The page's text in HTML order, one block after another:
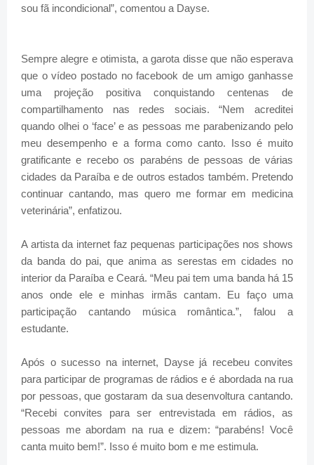
sou fã incondicional”, comentou a Dayse.
Sempre alegre e otimista, a garota disse que não esperava
que o vídeo postado no facebook de um amigo ganhasse
uma projeção positiva conquistando centenas de
compartilhamento nas redes sociais. “Nem acreditei
quando olhei o ‘face’ e as pessoas me parabenizando pelo
meu desempenho e a forma como canto. Isso é muito
gratificante e recebo os parabéns de pessoas de várias
cidades da Paraíba e de outros estados também. Pretendo
continuar cantando, mas quero me formar em medicina
veterinária”, enfatizou.
A artista da internet faz pequenas participações nos shows
da banda do pai, que anima as serestas em cidades no
interior da Paraíba e Ceará. “Meu pai tem uma banda há 15
anos onde ele e minhas irmãs cantam. Eu faço uma
participação cantando música romântica.”, falou a
estudante.
Após o sucesso na internet, Dayse já recebeu convites
para participar de programas de rádios e é abordada na rua
por pessoas, que gostaram da sua desenvoltura cantando.
“Recebi convites para ser entrevistada em rádios, as
pessoas me abordam na rua e dizem: “parabéns! Você
canta muito bem!”. Isso é muito bom e me estimula.